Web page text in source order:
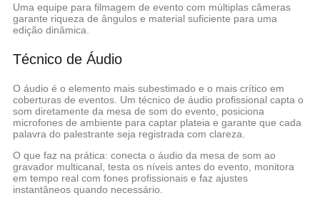
Uma equipe para filmagem de evento com múltiplas câmeras
garante riqueza de ângulos e material suficiente para uma
edição dinâmica.
Técnico de Áudio
O áudio é o elemento mais subestimado e o mais crítico em
coberturas de eventos. Um técnico de áudio profissional capta o
som diretamente da mesa de som do evento, posiciona
microfones de ambiente para captar plateia e garante que cada
palavra do palestrante seja registrada com clareza.
O que faz na prática: conecta o áudio da mesa de som ao
gravador multicanal, testa os níveis antes do evento, monitora
em tempo real com fones profissionais e faz ajustes
instantâneos quando necessário.